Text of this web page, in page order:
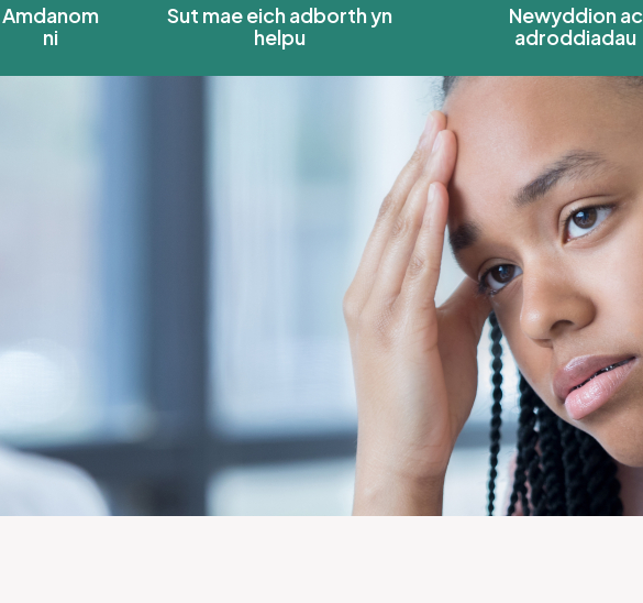
Amdanom
ni
Sut mae eich adborth yn
helpu
Newyddion ac
adroddiadau